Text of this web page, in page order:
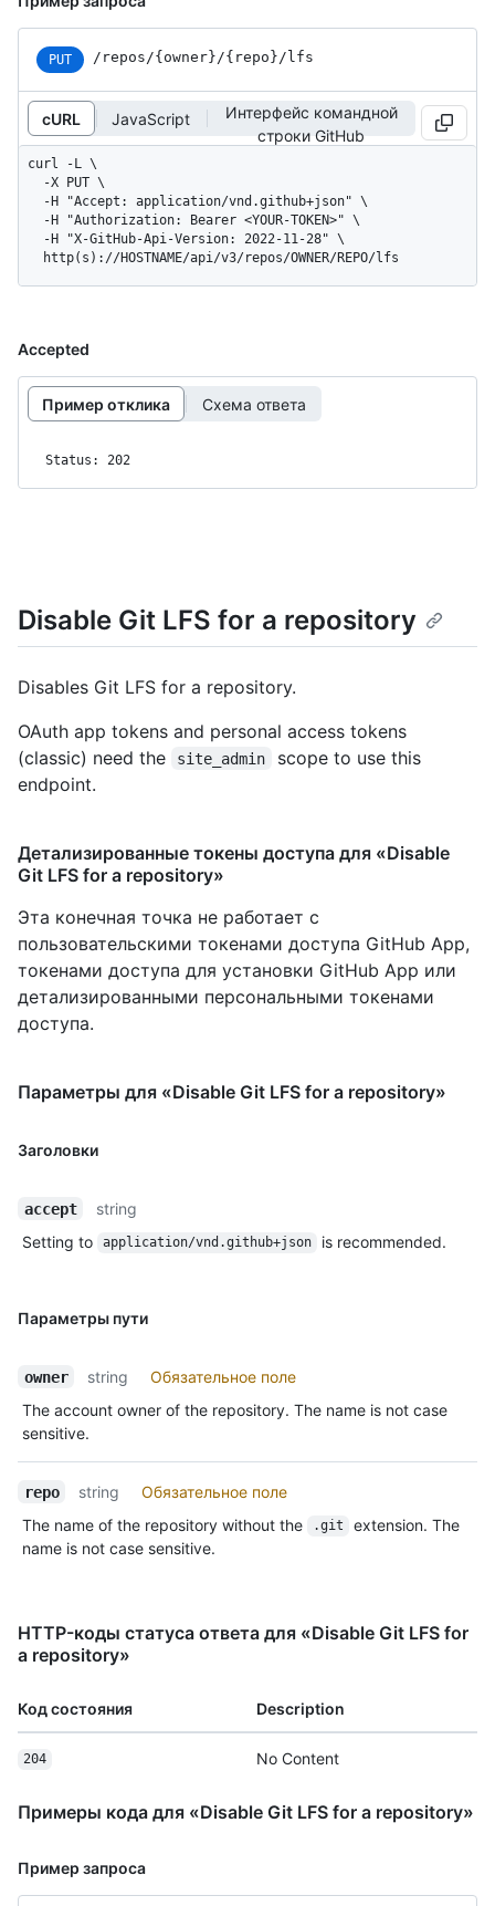
PUT /repos/{owner}/{repo}/lfs
cURL JavaScript
Интерфейс командной
строки GitHub
curl -L \
  http(s)://HOSTNAME/api/v3/repos/OWNER/REPO/lfs
Accepted
Пример отклика Схема ответа
Status: 202
Disable Git LFS for a repository
Disables Git LFS for a repository.
OAuth app tokens and personal access tokens
(classic) need the
site_admin
scope to use this
endpoint.
Детализированные токены доступа для «Disable
Git LFS for a repository»
Эта конечная точка не работает с
пользовательскими токенами доступа GitHub App,
токенами доступа для установки GitHub App или
детализированными персональными токенами
доступа.
Параметры для «Disable Git LFS for a repository»
Заголовки
accept
string
Setting to
application/vnd.github+json is recommended.
Параметры пути
owner string
Обязательное поле
The account owner of the repository. The name is not case
sensitive.
repo string
Обязательное поле
The name of the repository without the
.git
extension. The
name is not case sensitive.
HTTP-коды статуса ответа для «Disable Git LFS for
a repository»
Код состояния Description
204 No Content
Примеры кода для «Disable Git LFS for a repository»
Пример запроса